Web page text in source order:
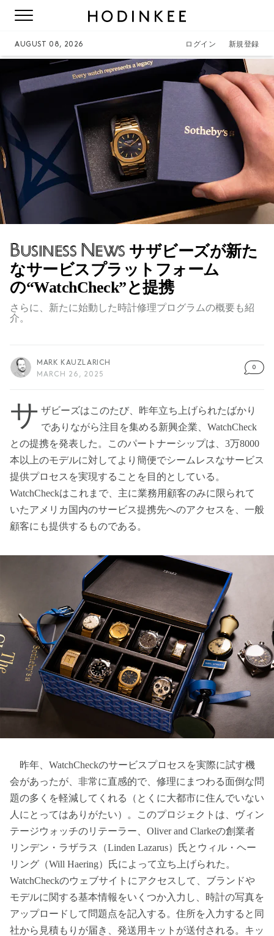
AUGUST 08, 2026 ログイン 新規登録
Business News サザビーズが新た
なサービスプラットフォーム
の“WatchCheck”と提携
さらに、新たに始動した時計修理プログラムの概要も紹
介。
MARK KAUZLARICH
MARCH 26, 2025
0
サ ザビーズはこのたび、昨年立ち上げられたばかり
でありながら注目を集める新興企業、WatchCheck
との提携を発表した。このパートナーシップは、3万8000
本以上のモデルに対してより簡便でシームレスなサービス
提供プロセスを実現することを目的としている。
WatchCheckはこれまで、主に業務用顧客のみに限られて
いたアメリカ国内のサービス提携先へのアクセスを、一般
顧客にも提供するものである。
昨年、WatchCheckのサービスプロセスを実際に試す機
会があったが、非常に直感的で、修理にまつわる面倒な問
題の多くを軽減してくれる（とくに大都市に住んでいない
人にとってはありがたい）。このプロジェクトは、ヴィン
テージウォッチのリテーラー、Oliver and Clarkeの創業者
リンデン・ラザラス（Linden Lazarus）氏とウィル・ヘー
リング（Will Haering）氏によって立ち上げられた。
WatchCheckのウェブサイトにアクセスして、ブランドや
モデルに関する基本情報をいくつか入力し、時計の写真を
アップロードして問題点を記入する。住所を入力すると同
社から見積もりが届き、発送用キットが送付される。キッ